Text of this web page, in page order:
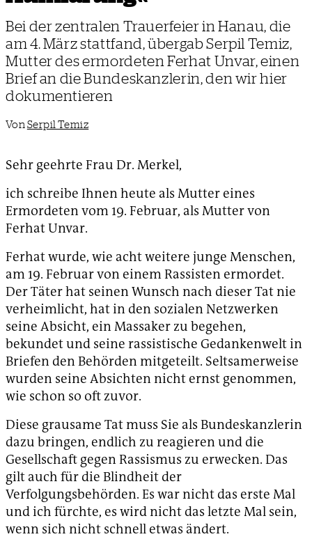
Bei der zentralen Trauerfeier in Hanau, die
am 4. März stattfand, übergab Serpil Temiz,
Mutter des ermordeten Ferhat Unvar, einen
Brief an die Bundeskanzlerin, den wir hier
dokumentieren
Von Serpil Temiz
Sehr geehrte Frau Dr. Merkel,
ich schreibe Ihnen heute als Mutter eines
Ermordeten vom 19. Februar, als Mutter von
Ferhat Unvar.
Ferhat wurde, wie acht weitere junge Menschen,
am 19. Februar von einem Rassisten ermordet.
Der Täter hat seinen Wunsch nach dieser Tat nie
verheimlicht, hat in den sozialen Netzwerken
seine Absicht, ein Massaker zu begehen,
bekundet und seine rassistische Gedankenwelt in
Briefen den Behörden mitgeteilt. Seltsamerweise
wurden seine Absichten nicht ernst genommen,
wie schon so oft zuvor.
Diese grausame Tat muss Sie als Bundeskanzlerin
dazu bringen, endlich zu reagieren und die
Gesellschaft gegen Rassismus zu erwecken. Das
gilt auch für die Blindheit der
Verfolgungsbehörden. Es war nicht das erste Mal
und ich fürchte, es wird nicht das letzte Mal sein,
wenn sich nicht schnell etwas ändert.